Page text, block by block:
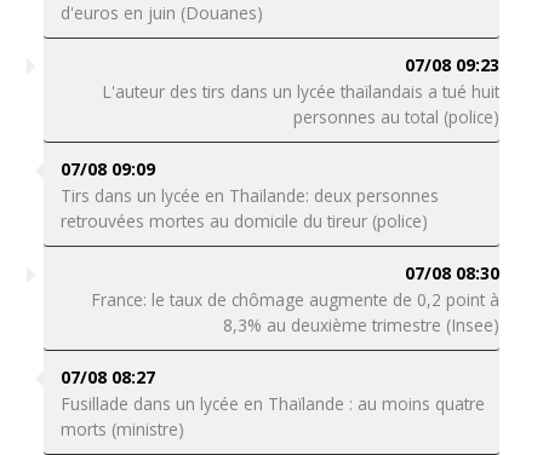
d'euros en juin (Douanes)
07/08 09:23
L'auteur des tirs dans un lycée thaïlandais a tué huit
personnes au total (police)
07/08 09:09
Tirs dans un lycée en Thaïlande: deux personnes
retrouvées mortes au domicile du tireur (police)
07/08 08:30
France: le taux de chômage augmente de 0,2 point à
8,3% au deuxième trimestre (Insee)
07/08 08:27
Fusillade dans un lycée en Thaïlande : au moins quatre
morts (ministre)